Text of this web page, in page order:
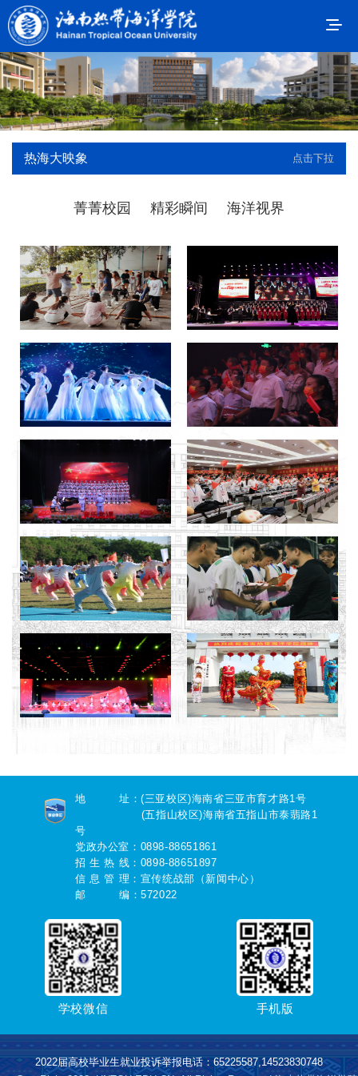
热海大映象 点击下拉
菁菁校园 精彩瞬间 海洋视界
地 址：(三亚校区)海南省三亚市育才路1号
(五指山校区)海南省五指山市泰翡路1
号
党政办公室：0898-88651861
招 生 热 线：0898-88651897
信 息 管 理：宣传统战部（新闻中心）
邮 编：572022
学校微信 手机版
2022届高校毕业生就业投诉举报电话：65225587,14523830748